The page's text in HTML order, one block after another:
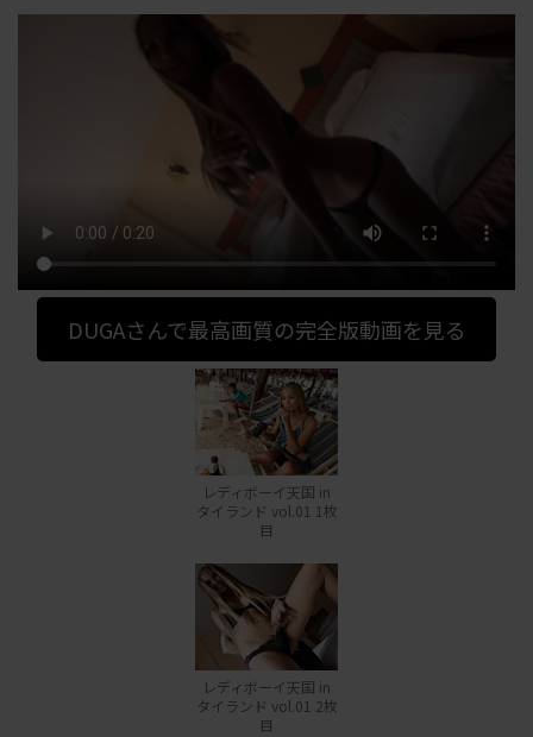
DUGAさんで最高画質の完全版動画を見る
レディボーイ天国 in
タイランド vol.01 1枚
目
レディボーイ天国 in
タイランド vol.01 2枚
目